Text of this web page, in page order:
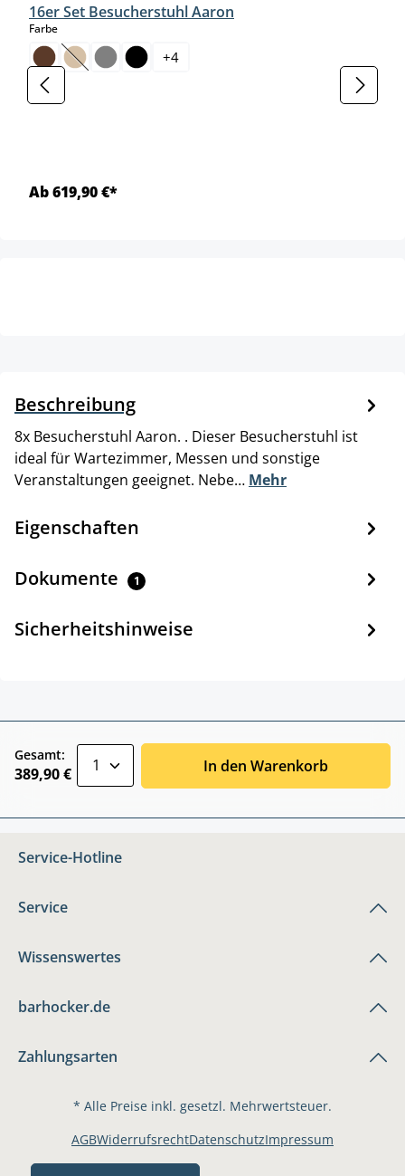
16er Set Besucherstuhl Aaron
Farbeauswählen
(Diese Option ist zurzeit nicht verfügbar.)
+4
Ab 619,90 €*
Beschreibung
8x Besucherstuhl Aaron. . Dieser Besucherstuhl ist
ideal für Wartezimmer, Messen und sonstige
Veranstaltungen geeignet. Nebe… Mehr
Eigenschaften
Dokumente 1
Sicherheitshinweise
Gesamt:
389,90 € In den Warenkorb
Service-Hotline
Service
Wissenswertes
barhocker.de
Zahlungsarten
* Alle Preise inkl. gesetzl. Mehrwertsteuer.
AGBWiderrufsrechtDatenschutzImpressum